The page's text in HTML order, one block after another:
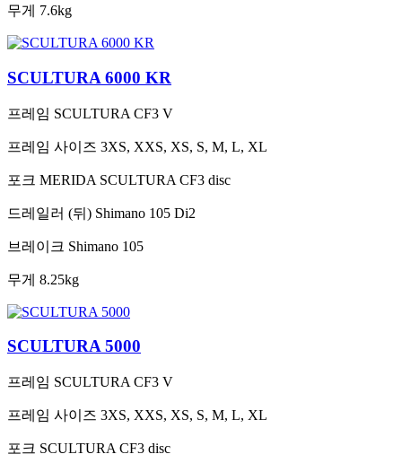
무게 7.6kg
SCULTURA 6000 KR
프레임 SCULTURA CF3 V
프레임 사이즈 3XS, XXS, XS, S, M, L, XL
포크 MERIDA SCULTURA CF3 disc
드레일러 (뒤) Shimano 105 Di2
브레이크 Shimano 105
무게 8.25kg
SCULTURA 5000
프레임 SCULTURA CF3 V
프레임 사이즈 3XS, XXS, XS, S, M, L, XL
포크 SCULTURA CF3 disc